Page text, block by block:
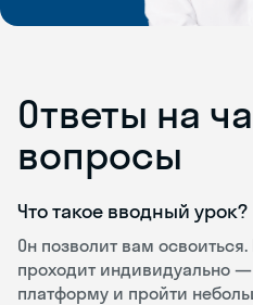
Ответы на
вопросы
Что такое вводный урок?
Он позволит вам
проходит индивидуально
платформу и пройти